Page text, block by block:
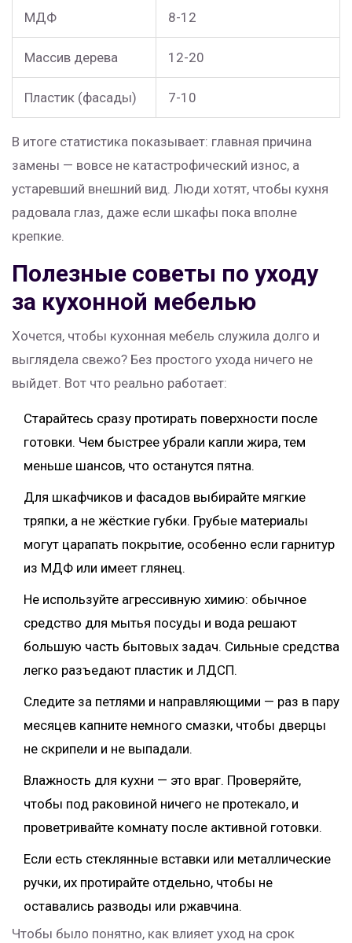
МДФ 8-12
Массив дерева 12-20
Пластик (фасады) 7-10
В итоге статистика показывает: главная причина
замены — вовсе не катастрофический износ, а
устаревший внешний вид. Люди хотят, чтобы кухня
радовала глаз, даже если шкафы пока вполне
крепкие.
Полезные советы по уходу
за кухонной мебелью
Хочется, чтобы кухонная мебель служила долго и
выглядела свежо? Без простого ухода ничего не
выйдет. Вот что реально работает:
Старайтесь сразу протирать поверхности после
готовки. Чем быстрее убрали капли жира, тем
меньше шансов, что останутся пятна.
Для шкафчиков и фасадов выбирайте мягкие
тряпки, а не жёсткие губки. Грубые материалы
могут царапать покрытие, особенно если гарнитур
из МДФ или имеет глянец.
Не используйте агрессивную химию: обычное
средство для мытья посуды и вода решают
большую часть бытовых задач. Сильные средства
легко разъедают пластик и ЛДСП.
Следите за петлями и направляющими — раз в пару
месяцев капните немного смазки, чтобы дверцы
не скрипели и не выпадали.
Влажность для кухни — это враг. Проверяйте,
чтобы под раковиной ничего не протекало, и
проветривайте комнату после активной готовки.
Если есть стеклянные вставки или металлические
ручки, их протирайте отдельно, чтобы не
оставались разводы или ржавчина.
Чтобы было понятно, как влияет уход на срок